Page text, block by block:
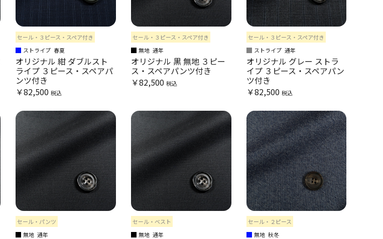
セール・３ピース・スペア付き
ストライプ 春夏
オリジナル 紺 ダブルスト
ライプ ３ピース・スペアパ
ンツ付き
￥82,500税込
セール・３ピース・スペア付き
無地 通年
オリジナル 黒 無地 ３ピー
ス・スペアパンツ付き
￥82,500税込
セール・３ピース・スペア付き
ストライプ 通年
オリジナル グレー ストラ
イプ ３ピース・スペアパン
ツ付き
￥82,500 税込
セール・パンツ
無地 通年
セール・ベスト
無地 通年
セール・２ピース
無地 秋冬